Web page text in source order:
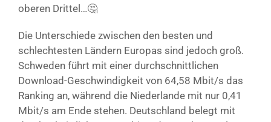
oberen Drittel…🤔
Die Unterschiede zwischen den besten und
schlechtesten Ländern Europas sind jedoch groß.
Schweden führt mit einer durchschnittlichen
Download-Geschwindigkeit von 64,58 Mbit/s das
Ranking an, während die Niederlande mit nur 0,41
Mbit/s am Ende stehen. Deutschland belegt mit